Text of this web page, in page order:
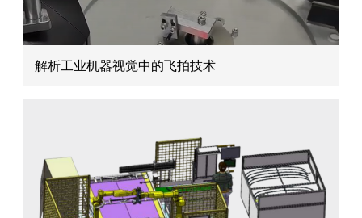
解析工业机器视觉中的飞拍技术